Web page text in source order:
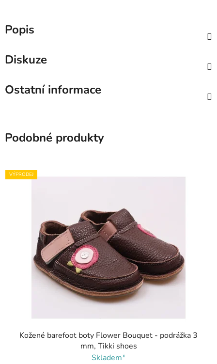
Popis
Diskuze
Ostatní informace
Podobné produkty
VÝPRODEJ
Kožené barefoot boty Flower Bouquet - podrážka 3
mm, Tikki shoes
Skladem*